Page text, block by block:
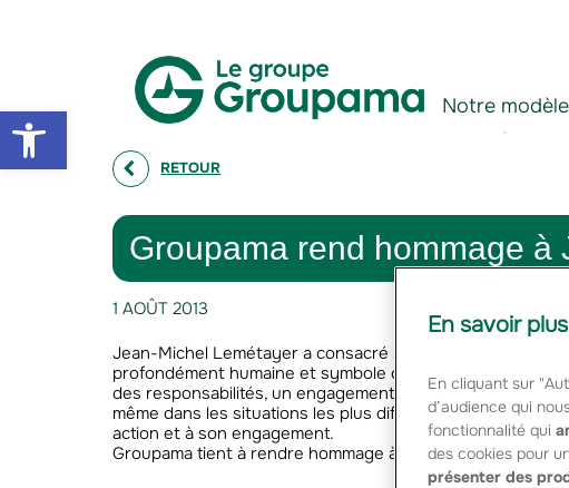
Open toolbar Notre modèle
RETOUR
Groupama rend hommage à
1 AOÛT 2013
Jean-Michel Lemétayer a consacré sa vie à la promotion
profondément humaine et symbole de performance
des responsabilités, un engagement personnel et un
même dans les situations les plus difficiles. Le monde
action et à son engagement.
Groupama tient à rendre hommage à sa mémoire et se
En savoir
En cliquant sur
d’audience qui
fonctionnalité qui
des cookies pour
présenter des